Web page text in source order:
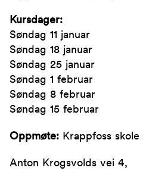
Kursdager:
Søndag 11 januar
Søndag 18 januar
Søndag 25 januar
Søndag 1 februar
Søndag 8 februar
Søndag 15 februar
Oppmøte: Krappfoss skole
Anton Krogsvolds vei 4,